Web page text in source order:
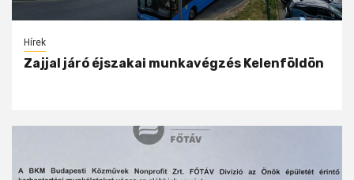
Hírek
Zajjal járó éjszakai munkavégzés Kelenföldön